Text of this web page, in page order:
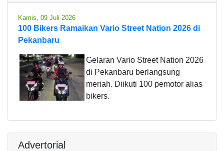
Kamis, 09 Juli 2026
100 Bikers Ramaikan Vario Street Nation 2026 di
Pekanbaru
Gelaran Vario Street Nation 2026
di Pekanbaru berlangsung
meriah. Diikuti 100 pemotor alias
bikers.
Advertorial